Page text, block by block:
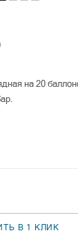
на 20
В 1 КЛИК